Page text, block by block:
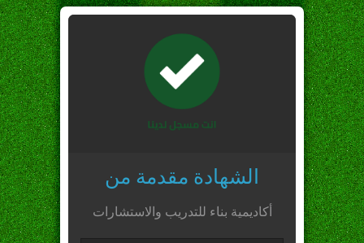
الشهادة مقدمة من
أكاديمية بناء للتدريب والاستشارات